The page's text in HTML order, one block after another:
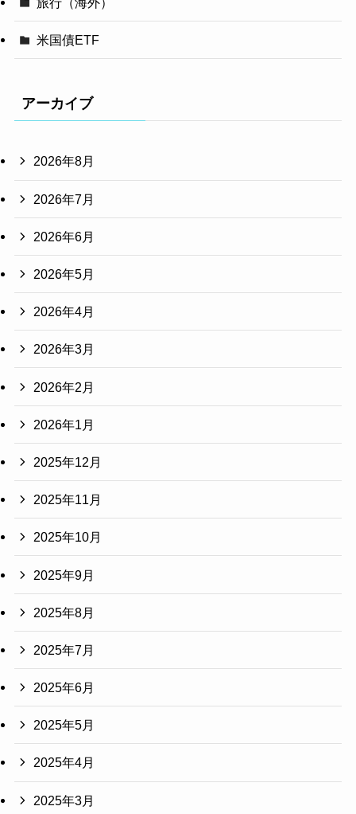
米国債ETF
アーカイブ
2026年8月
2026年7月
2026年6月
2026年5月
2026年4月
2026年3月
2026年2月
2026年1月
2025年12月
2025年11月
2025年10月
2025年9月
2025年8月
2025年7月
2025年6月
2025年5月
2025年4月
2025年3月